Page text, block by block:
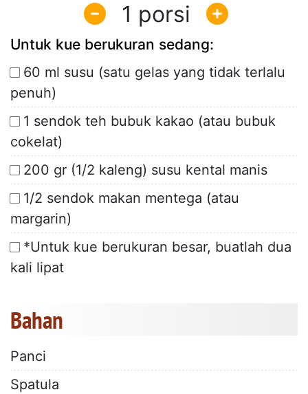
1
Untuk kue berukuran sedang:
60 ml susu (satu gelas yang tidak terlalu
penuh)
1 sendok teh bubuk kakao (atau bubuk
cokelat)
200 gr (1/2 kaleng) susu kental manis
1/2 sendok makan mentega (atau
margarin)
*Untuk kue berukuran besar, buatlah dua
kali lipat
Bahan
Panci
Spatula